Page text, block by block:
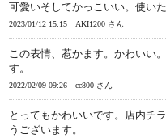
可愛いそしてかっこいい。使い
2023/01/12 15:15 AKI1200 さん
この表情、惹かます。かわいい
す。
2022/02/09 09:26 cc800 さん
とってもかわいいです。店内チ
うございます。